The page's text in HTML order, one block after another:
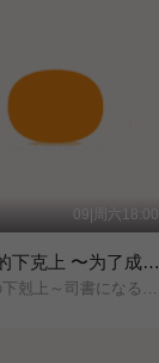
09|周六18:00
小书痴的下克上 〜为了成为图书管理员而不择手段〜 领主的养女
本好きの下剋上～司書になるためには手段を選んでいられません～/領主の養女/